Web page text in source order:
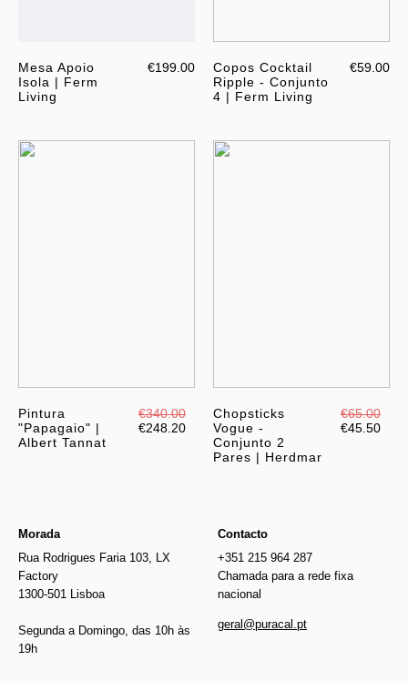
Mesa Apoio
Isola | Ferm
Living
€199.00
Copos Cocktail
Ripple - Conjunto
4 | Ferm Living
€59.00
Pintura
"Papagaio" |
Albert Tannat
€340.00
€248.20
Chopsticks
Vogue -
Conjunto 2
Pares | Herdmar
€65.00
€45.50
Morada
Rua Rodrigues Faria 103, LX
Factory
1300-501 Lisboa
Segunda a Domingo, das 10h às
19h
Contacto
+351 215 964 287
Chamada para a rede fixa
nacional
geral@puracal.pt